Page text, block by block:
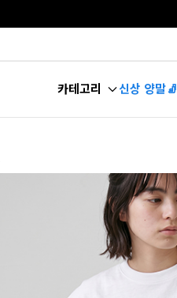
카테고리 신상 양말🧦